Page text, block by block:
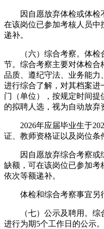
因自愿放弃体检或体检
在该岗位已参加考核人员
递补。
（六）综合考察。体检
节。综合考察主要对体检
品质、遵纪守法、业务能
进行综合了解，对其档案进
门（单位），按规定时间
的拟聘人选，视为自动放弃
2026年应届毕业生于
证、教师资格证以及岗位条
因自愿放弃综合考察或
缺额，可在该岗位已参加考
依次等额递补。
体检和综合考察事宜另
（七）公示及聘用。综
进行为期5个工作日的公示